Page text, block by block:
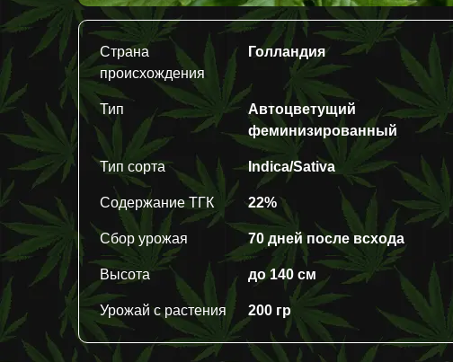
Страна
происхождения
Голландия
Тип
Автоцветущий
феминизированный
Тип сорта Indica/Sativa
Содержание ТГК 22%
Сбор урожая 70 дней после всхода
Высота до 140 см
Урожай с растения 200 гр